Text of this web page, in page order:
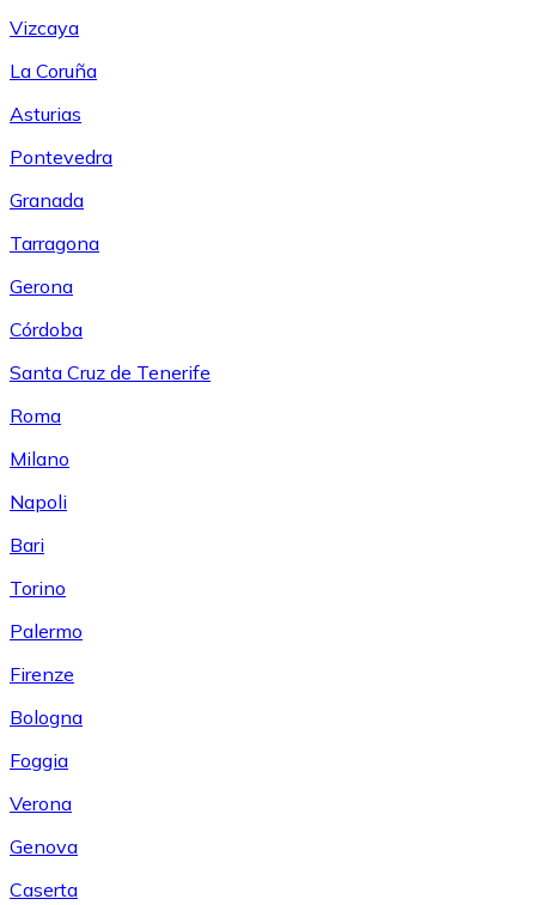
Vizcaya
La Coruña
Asturias
Pontevedra
Granada
Tarragona
Gerona
Córdoba
Santa Cruz de Tenerife
Roma
Milano
Napoli
Bari
Torino
Palermo
Firenze
Bologna
Foggia
Verona
Genova
Caserta